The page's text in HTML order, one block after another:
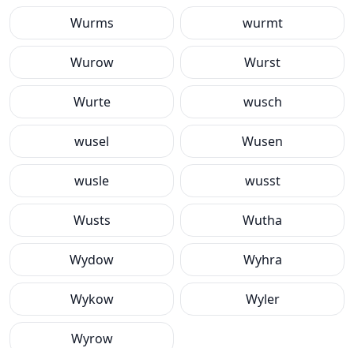
Wurms wurmt
Wurow Wurst
Wurte wusch
wusel Wusen
wusle wusst
Wusts Wutha
Wydow Wyhra
Wykow Wyler
Wyrow